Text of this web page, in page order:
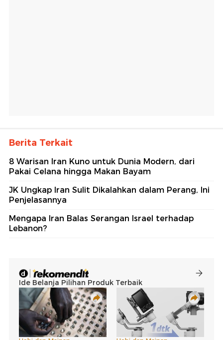
Berita Terkait
8 Warisan Iran Kuno untuk Dunia Modern, dari
Pakai Celana hingga Makan Bayam
JK Ungkap Iran Sulit Dikalahkan dalam Perang, Ini
Penjelasannya
Mengapa Iran Balas Serangan Israel terhadap
Lebanon?